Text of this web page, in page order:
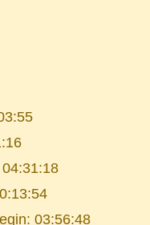
03:56:48